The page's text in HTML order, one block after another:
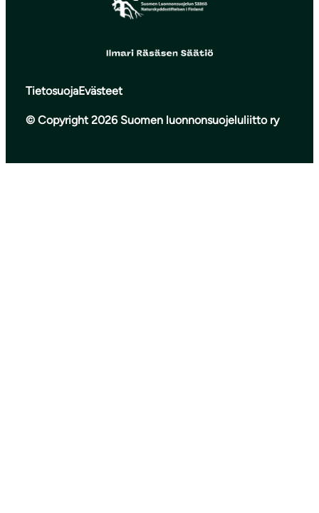
TietosuojaEvästeet
© Copyright 2026 Suomen luonnonsuojeluliitto ry